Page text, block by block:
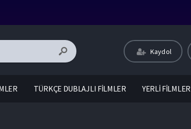
Kaydol
TÜRKÇE DUBLAJLI FİLMLER YERLİ FİLMLER